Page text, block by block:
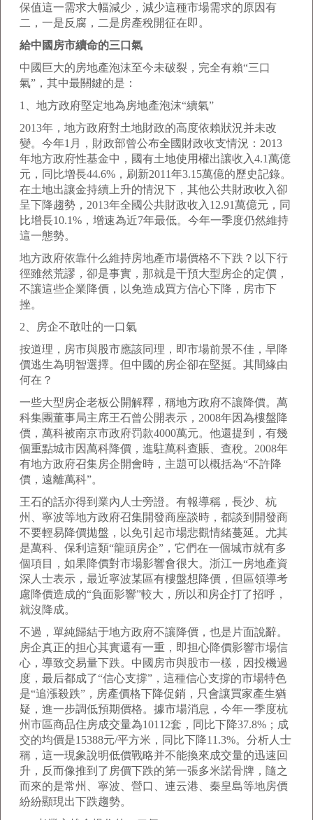
保值這一需求大幅減少，減少這種市場需求的原因有
二，一是反腐，二是房產稅開征在即。
給中國房市續命的三口氣
中國巨大的房地產泡沫至今未破裂，完全有賴“三口
氣”，其中最關鍵的是：
1、地方政府堅定地為房地產泡沫“續氣”
2013年，地方政府對土地財政的高度依賴狀況并未改
變。今年1月，財政部曾公布全國財政收支情況：2013
年地方政府性基金中，國有土地使用權出讓收入4.1萬億
元，同比增長44.6%，刷新2011年3.15萬億的歷史記錄。
在土地出讓金持續上升的情況下，其他公共財政收入卻
呈下降趨勢，2013年全國公共財政收入12.91萬億元，同
比增長10.1%，增速為近7年最低。今年一季度仍然維持
這一態勢。
地方政府依靠什么維持房地產市場價格不下跌？以下行
徑雖然荒謬，卻是事實，那就是干預大型房企的定價，
不讓這些企業降價，以免造成買方信心下降，房市下
挫。
2、房企不敢吐的一口氣
按道理，房市與股市應該同理，即市場前景不佳，早降
價逃生為明智選擇。但中國的房企卻在堅挺。其間緣由
何在？
一些大型房企老板公開解釋，稱地方政府不讓降價。萬
科集團董事局主席王石曾公開表示，2008年因為樓盤降
價，萬科被南京市政府罚款4000萬元。他還提到，有幾
個重點城市因萬科降價，進駐萬科查賬、查稅。2008年
有地方政府召集房企開會時，主題可以概括為“不許降
價，遠離萬科”。
王石的話亦得到業內人士旁證。有報導稱，長沙、杭
州、寧波等地方政府召集開發商座談時，都談到開發商
不要輕易降價拋盤，以免引起市場悲觀情緒蔓延。尤其
是萬科、保利這類“龍頭房企”，它們在一個城市就有多
個項目，如果降價對市場影響會很大。浙江一房地產資
深人士表示，最近寧波某區有樓盤想降價，但區領導考
慮降價造成的“負面影響”較大，所以和房企打了招呼，
就沒降成。
不過，單純歸結于地方政府不讓降價，也是片面說辭。
房企真正的担心其實還有一重，即担心降價影響市場信
心，導致交易量下跌。中國房市與股市一樣，因投機過
度，最后都成了“信心支撐”，這種信心支撐的市場特色
是“追漲殺跌”，房產價格下降促銷，只會讓買家產生猶
疑，進一步調低預期價格。據市場消息，今年一季度杭
州市區商品住房成交量為10112套，同比下降37.8%；成
交的均價是15388元/平方米，同比下降11.3%。分析人士
稱，這一現象說明低價戰略并不能換來成交量的迅速回
升，反而像推到了房價下跌的第一張多米諾骨牌，隨之
而來的是常州、寧波、營口、連云港、秦皇島等地房價
紛紛顯現出下跌趨勢。